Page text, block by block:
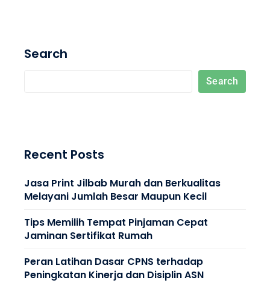
Search
Search
Recent Posts
Jasa Print Jilbab Murah dan Berkualitas
Melayani Jumlah Besar Maupun Kecil
Tips Memilih Tempat Pinjaman Cepat
Jaminan Sertifikat Rumah
Peran Latihan Dasar CPNS terhadap
Peningkatan Kinerja dan Disiplin ASN